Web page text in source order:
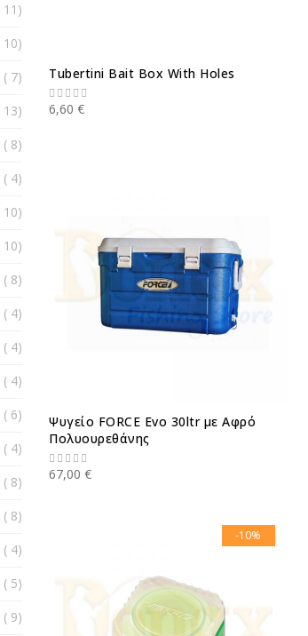
Tubertini Bait Box With Holes
6,60 €
Ψυγείο FORCE Evo 30ltr με Αφρό
Πολυουρεθάνης
67,00 €
-10%
11
10
7
13
8
4
10
10
8
4
4
4
6
4
8
8
4
5
9